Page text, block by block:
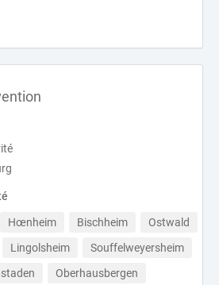
Hœnheim Bischheim
Ostwald
Lingolsheim
Souffelweyersheim
Oberhausbergen